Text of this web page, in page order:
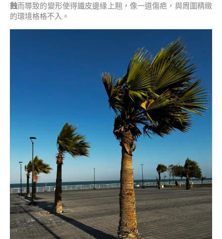
蝕而導致的變形使得鐵皮邊緣上翹，像一道傷疤，與周圍精緻
的環境格格不入。